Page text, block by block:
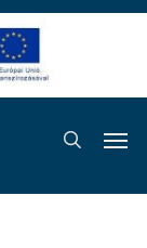
search